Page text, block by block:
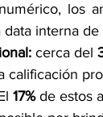
los
interna de
cerca del
calificación
17% de estos